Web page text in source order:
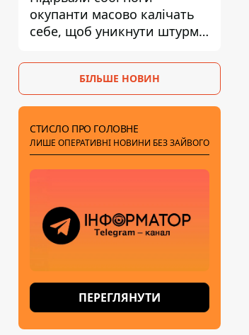
окупанти масово калічать
себе, щоб уникнути штурмів
БІЛЬШЕ НОВИН
СТИСЛО ПРО ГОЛОВНЕ
ЛИШЕ ОПЕРАТИВНІ НОВИНИ БЕЗ ЗАЙВОГО
ПЕРЕГЛЯНУТИ